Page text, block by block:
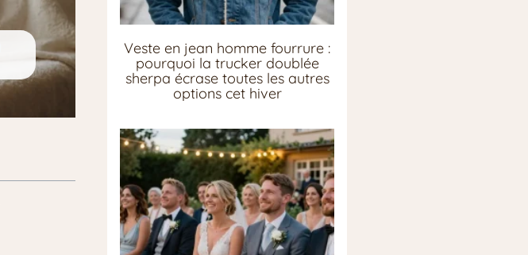
Veste en jean homme fourrure :
pourquoi la trucker doublée
sherpa écrase toutes les autres
options cet hiver